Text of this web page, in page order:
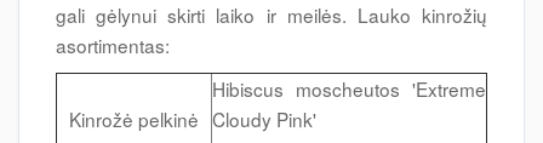
gali gėlynui skirti laiko ir meilės. Lauko kinrožių
asortimentas:
Kinrožė pelkinė
Hibiscus moscheutos 'Extreme
Cloudy Pink'